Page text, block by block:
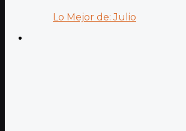
Lo Mejor de: Julio